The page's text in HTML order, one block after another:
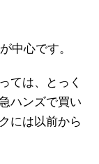
中心です。
ては、とっく
ハンズで買い
には以前から